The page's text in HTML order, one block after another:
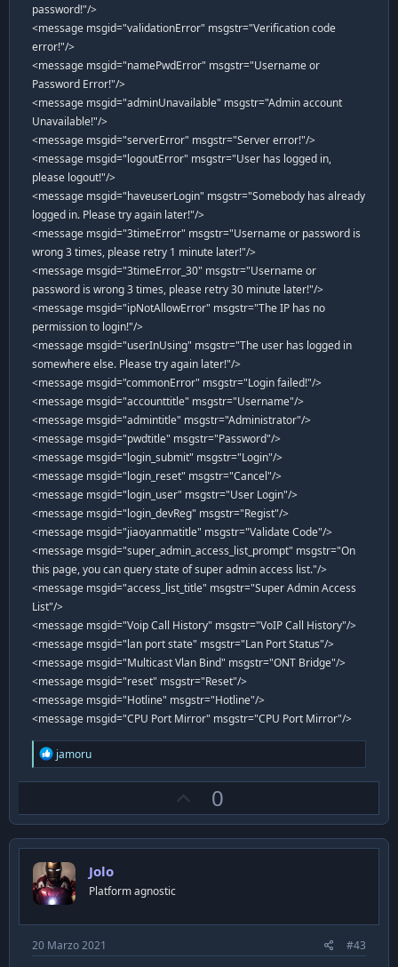
password!"/>
<message msgid="validationError" msgstr="Verification code
error!"/>
<message msgid="namePwdError" msgstr="Username or
Password Error!"/>
<message msgid="adminUnavailable" msgstr="Admin account
Unavailable!"/>
<message msgid="serverError" msgstr="Server error!"/>
<message msgid="logoutError" msgstr="User has logged in,
please logout!"/>
<message msgid="haveuserLogin" msgstr="Somebody has already
logged in. Please try again later!"/>
<message msgid="3timeError" msgstr="Username or password is
wrong 3 times, please retry 1 minute later!"/>
<message msgid="3timeError_30" msgstr="Username or
password is wrong 3 times, please retry 30 minute later!"/>
<message msgid="ipNotAllowError" msgstr="The IP has no
permission to login!"/>
<message msgid="userInUsing" msgstr="The user has logged in
somewhere else. Please try again later!"/>
<message msgid="commonError" msgstr="Login failed!"/>
<message msgid="accounttitle" msgstr="Username"/>
<message msgid="admintitle" msgstr="Administrator"/>
<message msgid="pwdtitle" msgstr="Password"/>
<message msgid="login_submit" msgstr="Login"/>
<message msgid="login_reset" msgstr="Cancel"/>
<message msgid="login_user" msgstr="User Login"/>
<message msgid="login_devReg" msgstr="Regist"/>
<message msgid="jiaoyanmatitle" msgstr="Validate Code"/>
<message msgid="super_admin_access_list_prompt" msgstr="On
this page, you can query state of super admin access list."/>
<message msgid="access_list_title" msgstr="Super Admin Access
List"/>
<message msgid="Voip Call History" msgstr="VoIP Call History"/>
<message msgid="lan port state" msgstr="Lan Port Status"/>
<message msgid="Multicast Vlan Bind" msgstr="ONT Bridge"/>
<message msgid="reset" msgstr="Reset"/>
<message msgid="Hotline" msgstr="Hotline"/>
<message msgid="CPU Port Mirror" msgstr="CPU Port Mirror"/>
R
e
a
i
o
n
s
:
jamoru
p
v
0
Jolo
Platform agnostic
20 Marzo 2021 #43